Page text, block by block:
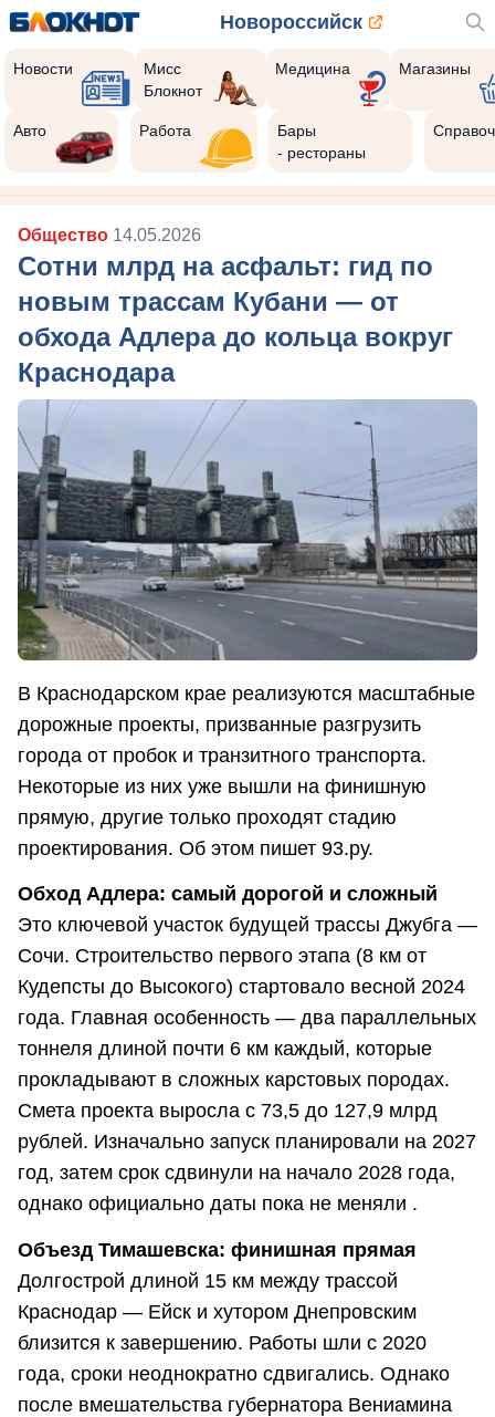
Новороссийск
Новости
Мисс
Блокнот
Медицина Магазины
Авто Работа
Бары
- рестораны
Общество 14.05.2026
Сотни млрд на асфальт: гид по
новым трассам Кубани — от
обхода Адлера до кольца вокруг
Краснодара
В Краснодарском крае реализуются масштабные
дорожные проекты, призванные разгрузить
города от пробок и транзитного транспорта.
Некоторые из них уже вышли на финишную
прямую, другие только проходят стадию
проектирования. Об этом пишет 93.ру.
Обход Адлера: самый дорогой и сложный
Это ключевой участок будущей трассы Джубга —
Сочи. Строительство первого этапа (8 км от
Кудепсты до Высокого) стартовало весной 2024
года. Главная особенность — два параллельных
тоннеля длиной почти 6 км каждый, которые
прокладывают в сложных карстовых породах.
Смета проекта выросла с 73,5 до 127,9 млрд
рублей. Изначально запуск планировали на 2027
год, затем срок сдвинули на начало 2028 года,
однако официально даты пока не меняли .
Объезд Тимашевска: финишная прямая
Долгострой длиной 15 км между трассой
Краснодар — Ейск и хутором Днепровским
близится к завершению. Работы шли с 2020
года, сроки неоднократно сдвигались. Однако
после вмешательства губернатора Вениамина